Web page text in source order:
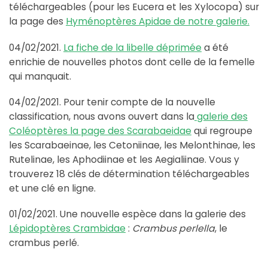
téléchargeables (pour les Eucera et les Xylocopa) sur
la page des Hyménoptères Apidae de notre galerie.
04/02/2021. La fiche de la libelle déprimée a été
enrichie de nouvelles photos dont celle de la femelle
qui manquait.
04/02/2021. Pour tenir compte de la nouvelle
classification, nous avons ouvert dans lagalerie des
Coléoptères la page des Scarabaeidae qui regroupe
les Scarabaeinae, les Cetoniinae, les Melonthinae, les
Rutelinae, les Aphodiinae et les Aegialiinae. Vous y
trouverez 18 clés de détermination téléchargeables
et une clé en ligne.
01/02/2021. Une nouvelle espèce dans la galerie des
Lépidoptères Crambidae : Crambus perlella, le
crambus perlé.